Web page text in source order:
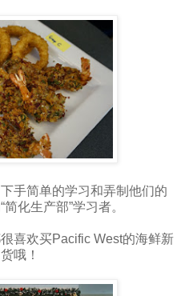
手简单的学习和弄制他们的
化生产部”学习者。
喜欢买Pacific West的海鲜新
哦！